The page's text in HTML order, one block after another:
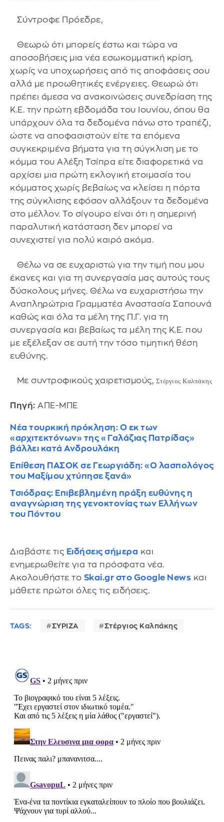
Σύντροφε Πρόεδρε,
Θεωρώ ότι μπορείς έστω και τώρα να
αποσοβήσεις μια νέα εσωκομματική κρίση,
χωρίς να υποχωρήσεις από τις αποφάσεις σου
αλλά με προωθητικές ενέργειες. Θεωρώ ότι
πρέπει άμεσα να ανακοινώσεις συνεδρίαση της
Κ.Ε. την πρώτη εβδομάδα του Ιουνίου, όπου θα
υπάρχουν όλα τα δεδομένα πάνω στο τραπέζι,
ώστε να αποφασιστούν είτε τα επόμενα
συγκεκριμένα βήματα για τη σύγκλιση με το
κόμμα του Αλέξη Τσίπρα είτε διαφορετικά να
αρχίσει μια πρώτη εκλογική ετοιμασία του
κόμματος χωρίς βεβαίως να κλείσει η πόρτα
της σύγκλισης εφόσον αλλάξουν τα δεδομένα
στο μέλλον. Το σίγουρο είναι ότι η σημερινή
παραλυτική κατάσταση δεν μπορεί να
συνεχιστεί για πολύ καιρό ακόμα.
Θέλω να σε ευχαριστώ για την τιμή που μου
έκανες και για τη συνεργασία μας αυτούς τους
δύσκολους μήνες. Θέλω να ευχαριστήσω την
Αναπληρώτρια Γραμματέα Αναστασία Σαπουνά
καθώς και όλα τα μέλη της Π.Γ. για τη
συνεργασία και βεβαίως τα μέλη της Κ.Ε. που
με εξέλεξαν σε αυτή την τόσο τιμητική θέση
ευθύνης.
Με συντροφικούς χαιρετισμούς, Στέργιος Καλπάκης
Πηγή: ΑΠΕ-ΜΠΕ
Νέα τουρκική πρόκληση: Ο εκ των
«αρχιτεκτόνων» της «Γαλάζιας Πατρίδας»
βάλλει κατά Ανδρουλάκη
Επίθεση ΠΑΣΟΚ σε Γεωργιάδη: «Ο λασπολόγος
του Μαξίμου χτύπησε ξανά»
Τσιόδρας: Επιβεβλημένη πράξη ευθύνης η
αναγνώριση της γενοκτονίας των Ελλήνων
του Πόντου
Διαβάστε τις Ειδήσεις σήμερα και
ενημερωθείτε για τα πρόσφατα νέα.
Ακολουθήστε το Skai.gr στο Google News και
μάθετε πρώτοι όλες τις ειδήσεις.
TAGS: ΣΥΡΙΖΑ Στέργιος Καλπάκης